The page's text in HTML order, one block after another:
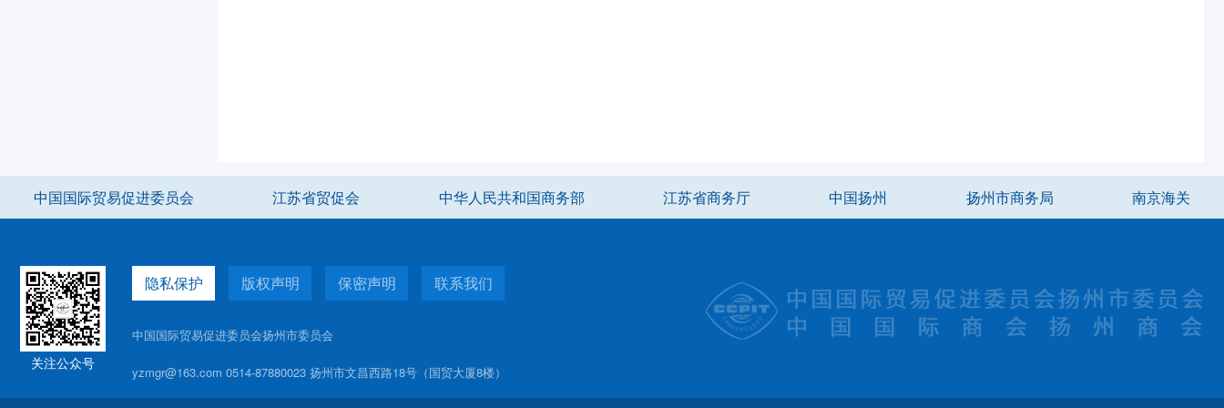
中国国际贸易促进委员会 江苏省贸促会 中华人民共和国商务部 江苏省商务厅 中国扬州 扬州市商务局 南京海关
关注公众号
隐私保护 版权声明 保密声明 联系我们
中国国际贸易促进委员会扬州市委员会
yzmgr@163.com 0514-87880023 扬州市文昌西路18号（国贸大厦8楼）